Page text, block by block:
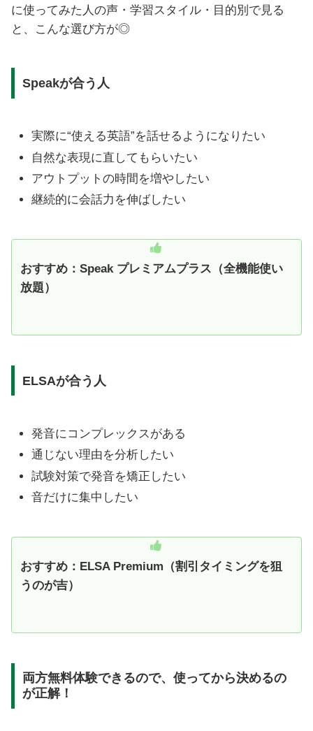
に使ってみた人の声・学習スタイル・目的別で見る
と、こんな選び方が◎
Speakが合う人
実際に“使える英語”を話せるようになりたい
自然な表現に直してもらいたい
アウトプットの時間を増やしたい
継続的に会話力を伸ばしたい
おすすめ：Speak プレミアムプラス（全機能使い
放題）
ELSAが合う人
発音にコンプレックスがある
通じない理由を分析したい
試験対策で発音を矯正したい
音だけに集中したい
おすすめ： ELSA Premium（割引タイミングを狙
うのが吉）
両方無料体験できるので、使ってから決めるの
が正解！